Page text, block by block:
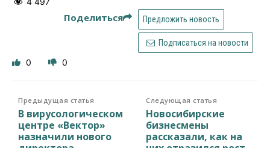
Поделиться Предложить новость
Подписаться на новости
0 0
Предыдущая статья
В вирусологическом
центре «Вектор»
назначили нового
Следующая статья
Новосибирские
бизнесмены
рассказали, как на